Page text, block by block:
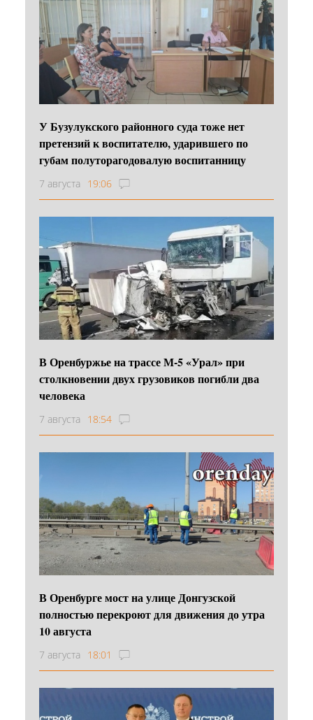
У Бузулукского районного суда тоже нет
претензий к воспитателю, ударившего по
губам полуторагодовалую воспитанницу
7 августа 19:06
В Оренбуржье на трассе М-5 «Урал» при
столкновении двух грузовиков погибли два
человека
7 августа 18:54
В Оренбурге мост на улице Донгузской
полностью перекроют для движения до утра
10 августа
7 августа 18:01